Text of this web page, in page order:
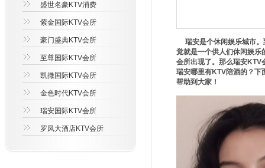
盛世名豪KTV消费
紫金国际KTV会所
豪门盛典KTV会所
至尊国际KTV会所
凯撒国际KTV会所
金色时代KTV会所
瑞安国际KTV会所
罗凤大酒店KTV会所
瑞安是个休闲娱乐城市。
觉就是一个供人们休闲娱乐
会所出现了。那么瑞安KTV
瑞安哪里有KTV陪酒的？下
帮助到大家！